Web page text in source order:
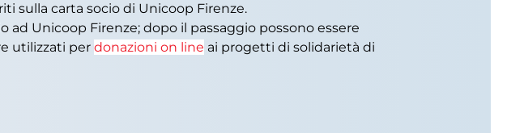
sulla carta socio di Unicoop Firenze.
Unicoop Firenze; dopo il passaggio possono essere
utilizzati per donazioni on line ai progetti di solidarietà di